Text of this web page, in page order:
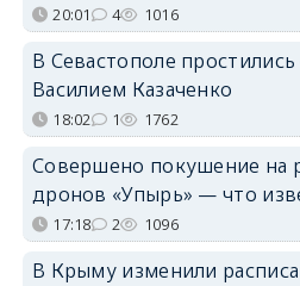
20:01 4 1016
В Севастополе
Василием Казаченко
18:02 1 1762
Совершено покушение на
дронов «Упырь» — что
17:18 2 1096
В Крыму изменили